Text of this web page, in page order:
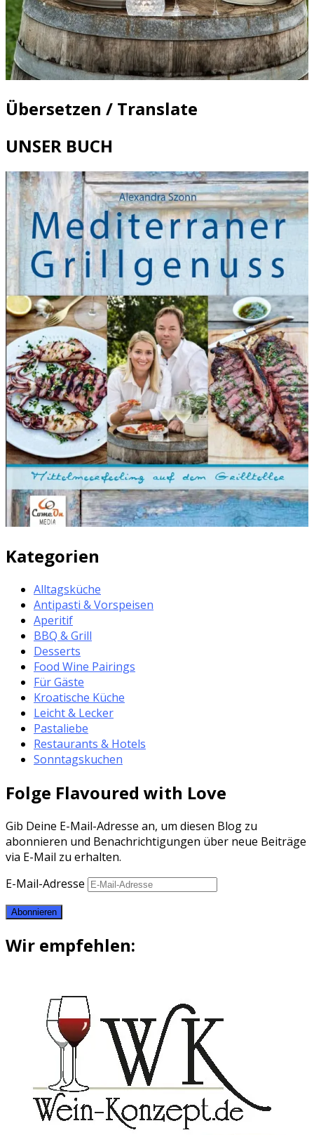
Übersetzen / Translate
UNSER BUCH
Kategorien
Alltagsküche
Antipasti & Vorspeisen
Aperitif
BBQ & Grill
Desserts
Food Wine Pairings
Für Gäste
Kroatische Küche
Leicht & Lecker
Pastaliebe
Restaurants & Hotels
Sonntagskuchen
Folge Flavoured with Love
Gib Deine E-Mail-Adresse an, um diesen Blog zu
abonnieren und Benachrichtigungen über neue Beiträge
via E-Mail zu erhalten.
E-Mail-Adresse
Abonnieren
Wir empfehlen: